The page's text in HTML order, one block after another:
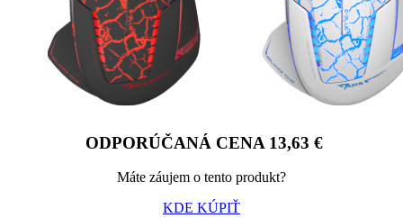
ODPORÚČANÁ CENA 13,63 €
Máte záujem o tento produkt?
KDE KÚPIŤ